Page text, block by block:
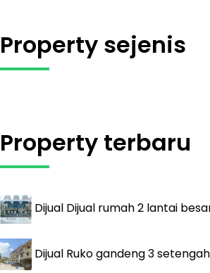
Property sejenis
Property terbaru
Dijual Dijual rumah 2 lantai
Dijual Ruko gandeng 3